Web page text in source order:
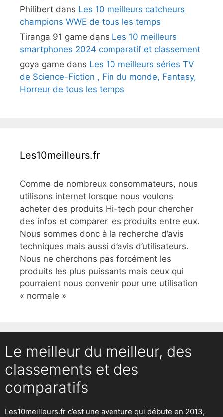
Philibert dans Les 10 meilleurs catcheurs
champions WWE de tous les temps
Tiranga 91 game dans Les 10 meilleurs
smartphones 2024 comparatif et classement
goya game dans Les 10 meilleurs séries TV
de Science-Fiction , Fin du monde, Fantasy,
Horreur de tous les temps
Les10meilleurs.fr
Comme de nombreux consommateurs, nous
utilisons internet lorsque nous voulons
acheter des produits Hi-tech pour chercher
des infos et comparer les produits entre eux.
Nous sommes donc à la recherche d’avis
techniques mais aussi d’avis d’utilisateurs.
Nous ne cherchons pas forcément les
produits les plus puissants mais ceux qui
pourraient nous convenir pour une utilisation
« normale »
Le meilleur du meilleur, des
classements et des
comparatifs
Les10meilleurs.fr c’est une aventure qui débute en 2013,